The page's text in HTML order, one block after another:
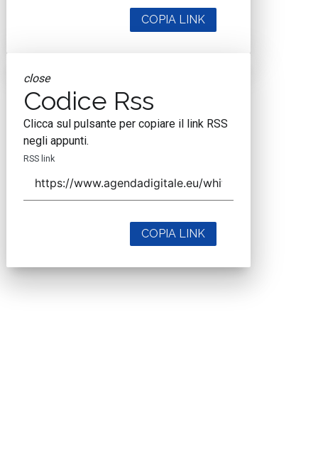
COPIA LINK
close
Codice Rss
Clicca sul pulsante per copiare il link RSS
negli appunti.
RSS link
COPIA LINK